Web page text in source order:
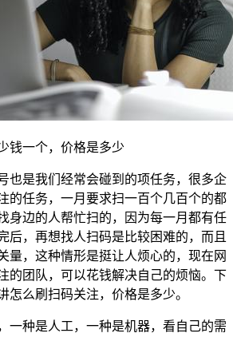
钱一个，价格是多少
也是我们经常会碰到的项任务，很多企
的任务，一月要求扫一百个几百个的都
身边的人帮忙扫的，因为每一月都有任
后，再想找人扫码是比较困难的，而且
量，这种情形是挺让人烦心的，现在网
的团队，可以花钱解决自己的烦恼。下
怎么刷扫码关注，价格是多少。
一种是人工，一种是机器，看自己的需